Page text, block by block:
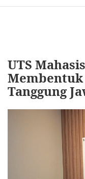
UTS
Tanggung